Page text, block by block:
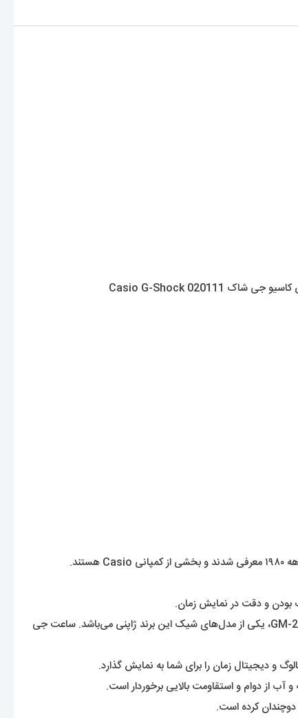
ساعت‌‌های جی شاک یکی از زیر مجموعه‌‌های پرطرفدار برند کاسیو می‌باشند که در دنیا به مقاومت در برابر ضربه شهرت دارند. ساعت جی شاک مدل GM-2100، یکی از مدل‌های شیک این برند ژاپنی می‌باشد. ساعت جی
کرده است.